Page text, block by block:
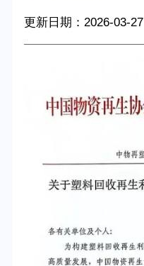
更新日期：2026-03-27